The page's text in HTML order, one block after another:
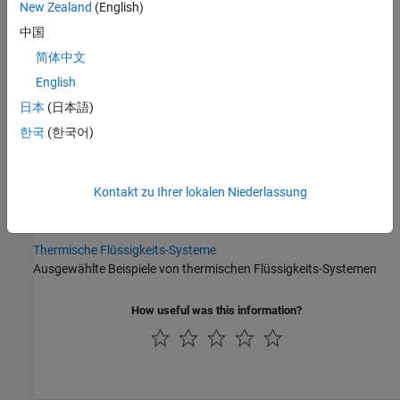
Bausteine für thermische Flüssigkeiten wie Kammern, Behälter,
lokale Begrenzungen, hydromechanische Wandler
Sensors
Sensorblöcke für Massendurchflussrate, Energieflussrate, Druck
und Temperatur von thermischen Flüssigkeiten
Sources
Quellenblöcke für Massendurchflussrate und Druck von
Thermische Flüssigkeits-Systeme
Ausgewählte Beispiele von thermischen Flüssigkeits-Systemen
How useful was this information?
New Zealand (English)
中国
简体中文
English
日本 (日本語)
한국 (한국어)
Kontakt zu Ihrer lokalen Niederlassung